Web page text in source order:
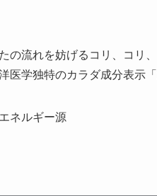
の流れを妨げるコリ、コリ、
医学独特のカラダ成分表示
ネルギー源